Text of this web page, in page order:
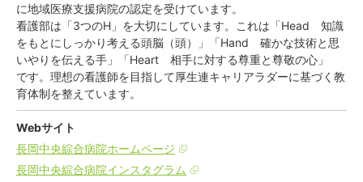
に地域医療支援病院の認定を受けています。
看護部は「3つのH」を大切にしています。これは「Head 知識
をもとにしっかり考える頭脳（頭）」「Hand 確かな技術と思
いやりを伝える手」「Heart 相手に対する尊重と尊敬の心」
です。理想の看護師を目指して厚生連キャリアラダーに基づく教
育体制を整えています。
Webサイト
長岡中央綜合病院ホームページ
長岡中央綜合病院インスタグラム